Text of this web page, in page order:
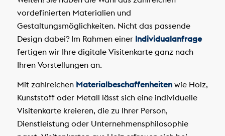
vordefinierten Materialien und
Gestaltungsmöglichkeiten. Nicht das passende
Design dabei? Im Rahmen einer Individualanfrage
fertigen wir Ihre digitale Visitenkarte ganz nach
Ihren Vorstellungen an.
Mit zahlreichen Materialbeschaffenheitenwie Holz,
Kunststoff oder Metall lässt sich eine individuelle
Visitenkarte kreieren, die zu Ihrer Person,
Dienstleistung oder Unternehmensphilosophie